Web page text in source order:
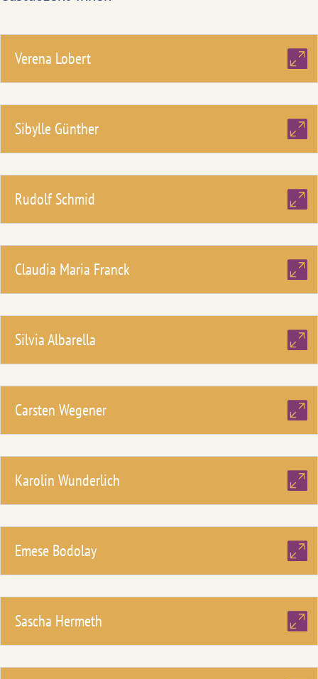
Verena Lobert
Sibylle Günther
Rudolf Schmid
Claudia Maria Franck
Silvia Albarella
Carsten Wegener
Karolin Wunderlich
Emese Bodolay
Sascha Hermeth